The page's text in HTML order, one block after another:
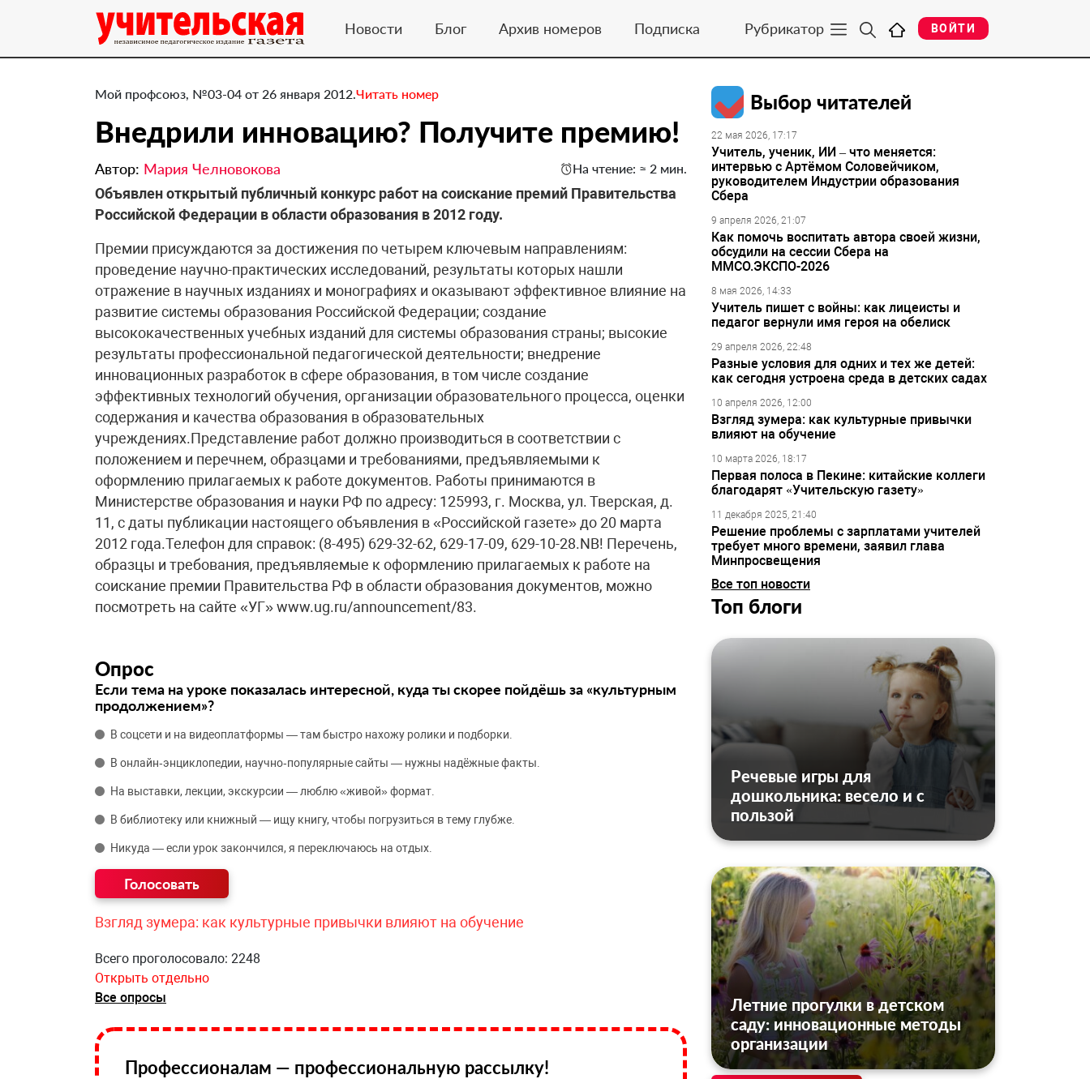
Новости Блог Архив номеров Подписка Рубрикатор ВОЙТИ
Мой профсоюз, №03-04 от 26 января 2012.Читать номер
Внедрили инновацию? Получите премию!
Автор: Мария Челновокова На чтение: ≈ 2 мин.
Объявлен открытый публичный конкурс работ на соискание премий Правительства
Российской Федерации в области образования в 2012 году.
Премии присуждаются за достижения по четырем ключевым направлениям:
проведение научно-практических исследований, результаты которых нашли
отражение в научных изданиях и монографиях и оказывают эффективное влияние на
развитие системы образования Российской Федерации; создание
высококачественных учебных изданий для системы образования страны; высокие
результаты профессиональной педагогической деятельности; внедрение
инновационных разработок в сфере образования, в том числе создание
эффективных технологий обучения, организации образовательного процесса, оценки
содержания и качества образования в образовательных
учреждениях.Представление работ должно производиться в соответствии с
положением и перечнем, образцами и требованиями, предъявляемыми к
оформлению прилагаемых к работе документов. Работы принимаются в
Министерстве образования и науки РФ по адресу: 125993, г. Москва, ул. Тверская, д.
11, с даты публикации настоящего объявления в «Российской газете» до 20 марта
2012 года.Телефон для справок: (8-495) 629-32-62, 629-17-09, 629-10-28.NB! Перечень,
образцы и требования, предъявляемые к оформлению прилагаемых к работе на
соискание премии Правительства РФ в области образования документов, можно
посмотреть на сайте «УГ» www.ug.ru/announcement/83.
Опрос
Если тема на уроке показалась интересной, куда ты скорее пойдёшь за «культурным
продолжением»?
В соцсети и на видеоплатформы — там быстро нахожу ролики и подборки.
В онлайн‑энциклопедии, научно‑популярные сайты — нужны надёжные факты.
На выставки, лекции, экскурсии — люблю «живой» формат.
В библиотеку или книжный — ищу книгу, чтобы погрузиться в тему глубже.
Никуда — если урок закончился, я переключаюсь на отдых.
Взгляд зумера: как культурные привычки влияют на обучение
Всего проголосовало: 2248
Открыть отдельно
Все опросы
Профессионалам — профессиональную рассылку!
Выбор читателей
22 мая 2026, 17:17
Учитель, ученик, ИИ – что меняется:
интервью с Артёмом Соловейчиком,
руководителем Индустрии образования
Сбера
9 апреля 2026, 21:07
Как помочь воспитать автора своей жизни,
обсудили на сессии Сбера на
ММСО.ЭКСПО-2026
8 мая 2026, 14:33
Учитель пишет с войны: как лицеисты и
педагог вернули имя героя на обелиск
29 апреля 2026, 22:48
Разные условия для одних и тех же детей:
как сегодня устроена среда в детских садах
10 апреля 2026, 12:00
Взгляд зумера: как культурные привычки
влияют на обучение
10 марта 2026, 18:17
Первая полоса в Пекине: китайские коллеги
благодарят «Учительскую газету»
11 декабря 2025, 21:40
Решение проблемы с зарплатами учителей
требует много времени, заявил глава
Минпросвещения
Все топ новости
Топ блоги
Речевые игры для
дошкольника: весело и с
пользой
Летние прогулки в детском
саду: инновационные методы
организации